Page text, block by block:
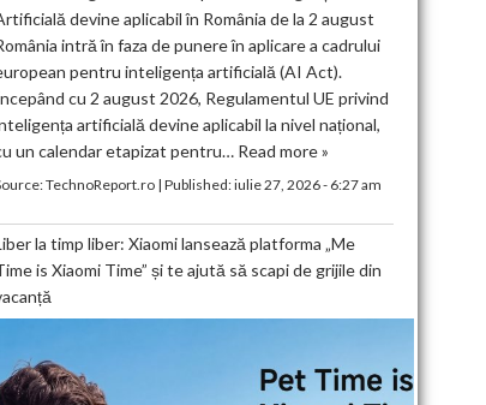
devine aplicabil în România de la 2 august
intră în faza de punere în aplicare a cadrului
pentru inteligența artificială (AI Act).
cu 2 august 2026, Regulamentul UE privind
artificială devine aplicabil la nivel național,
un calendar etapizat pentru… Read more »
TechnoReport.ro| Published:iulie 27, 2026 - 6:27 am
la timp liber: Xiaomi lansează platforma „Me
is Xiaomi Time” și te ajută să scapi de grijile din